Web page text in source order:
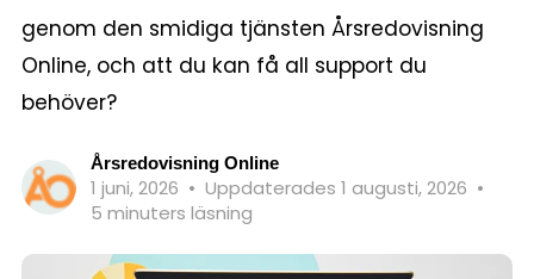
genom den smidiga tjänsten Årsredovisning
Online, och att du kan få all support du
behöver?
Årsredovisning Online
1 juni, 2026 • Uppdaterades 1 augusti, 2026 •
5 minuters läsning